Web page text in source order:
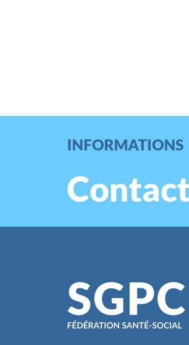
INFORMATIONS